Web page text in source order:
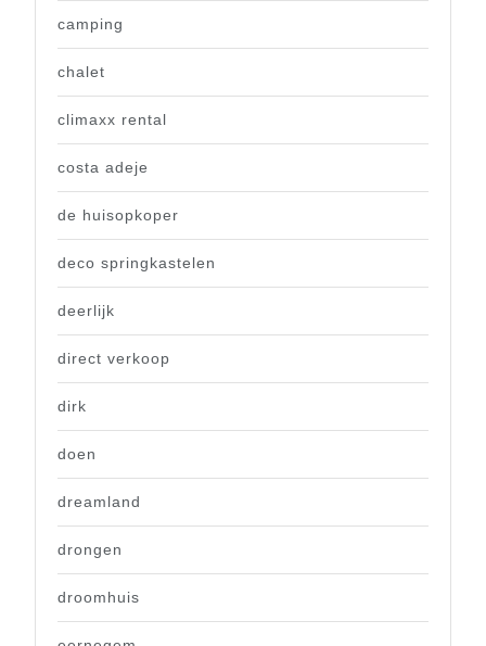
camping
chalet
climaxx rental
costa adeje
de huisopkoper
deco springkastelen
deerlijk
direct verkoop
dirk
doen
dreamland
drongen
droomhuis